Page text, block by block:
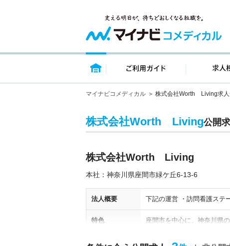
トップページ ご利用ガイド
マイナビコメディカル 株式会社Worth Living求人
株式会社Worth Living公開
株式会社Worth Living
本社：神奈川県座間市緑ケ丘6-13-6
法人概要 下記の運営 ・訪問看護ステ
特色
座間市を中心に、神奈川県
歓迎です。 ■脳卒中認定理